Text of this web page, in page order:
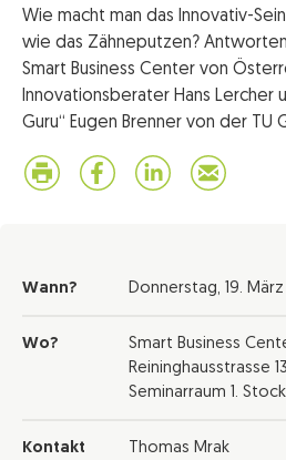
Wie macht man das Innovativ-
wie das Zähneputzen? Antworten
Smart Business Center von
Innovationsberater Hans Lercher
Guru“ Eugen Brenner von der TU
Wann? Donnerstag, 19.
Wo?
Smart Business
Reininghausstrasse
Seminarraum 1. Stock
Kontakt
Thomas Mrak